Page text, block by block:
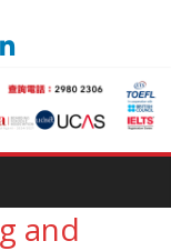
and